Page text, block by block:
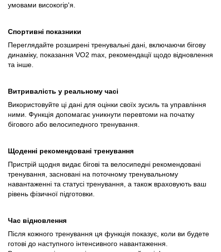
умовами високогір'я.
Спортивні показники
Переглядайте розширені тренувальні дані, включаючи бігову
динаміку, показання VO2 max, рекомендації щодо відновлення
та інше.
Витривалість у реальному часі
Використовуйте ці дані для оцінки своїх зусиль та управління
ними. Функція допомагає уникнути перевтоми на початку
бігового або велосипедного тренування.
Щоденні рекомендовані тренування
Пристрій щодня видає бігові та велосипедні рекомендовані
тренування, засновані на поточному тренувальному
навантаженні та статусі тренування, а також враховують ваш
рівень фізичної підготовки.
Час відновлення
Після кожного тренування ця функція показує, коли ви будете
готові до наступного інтенсивного навантаження.